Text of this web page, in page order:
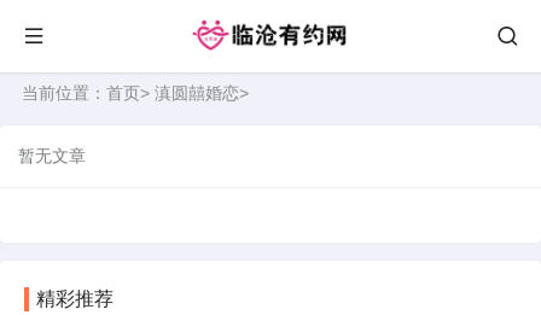
当前位置： 首页> 滇圆囍婚恋>
暂无文章
精彩推荐